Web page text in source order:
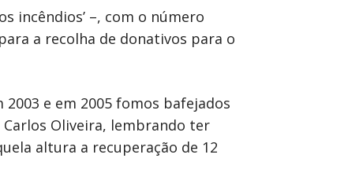
incêndios’ –, com o número
a recolha de donativos para o
e em 2005 fomos bafejados
Oliveira, lembrando ter
altura a recuperação de 12